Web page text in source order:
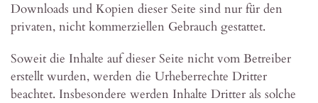
Downloads und Kopien dieser Seite sind nur für den
privaten, nicht kommerziellen Gebrauch gestattet.
Soweit die Inhalte auf dieser Seite nicht vom Betreiber
erstellt wurden, werden die Urheberrechte Dritter
beachtet. Insbesondere werden Inhalte Dritter als solche